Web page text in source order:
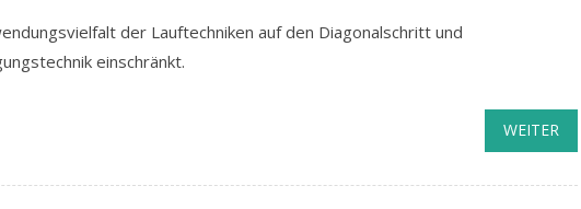
der Lauftechniken auf den Diagonalschritt und
einschränkt.
WEITER